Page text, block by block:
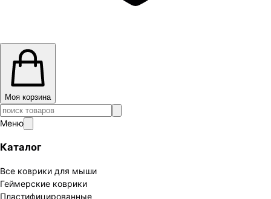
Моя корзина
Меню
Каталог
Все коврики для мыши
Геймерские коврики
Пластифицированные